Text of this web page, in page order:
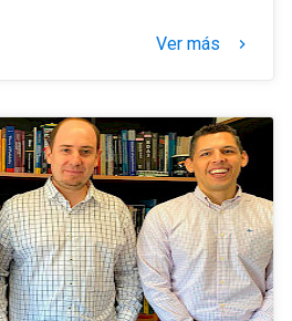
Ver más keyboard_arrow_right